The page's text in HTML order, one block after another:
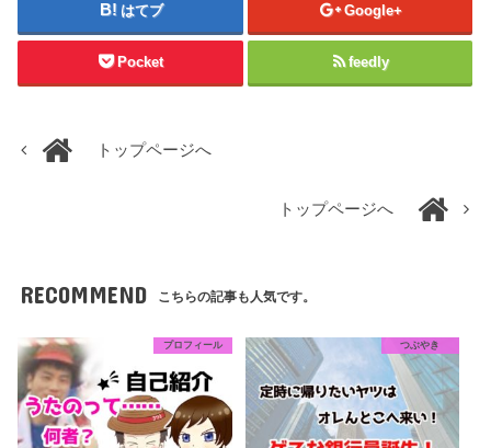
はてブ Google+
Pocket feedly
トップページへ
トップページへ
RECOMMEND こちらの記事も人気です。
プロフィール つぶやき